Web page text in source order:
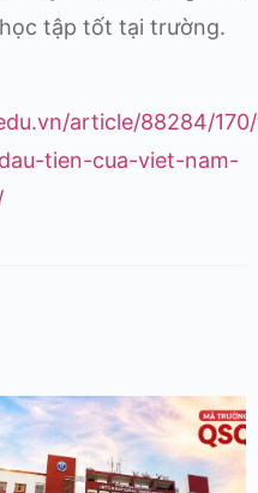
tập tốt tại trường.
article/88284/
tien-cua-viet-nam-